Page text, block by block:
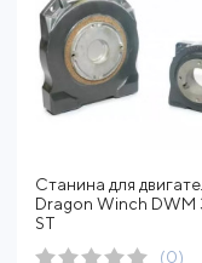
Станина для
Dragon Winch
ST
(0)